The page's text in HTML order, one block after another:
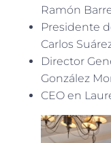
Ramón
Presidente
Carlos
Director
González
CEO en